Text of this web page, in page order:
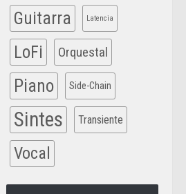
Guitarra Latencia
LoFi Orquestal
Piano Side-Chain
Sintes Transiente
Vocal